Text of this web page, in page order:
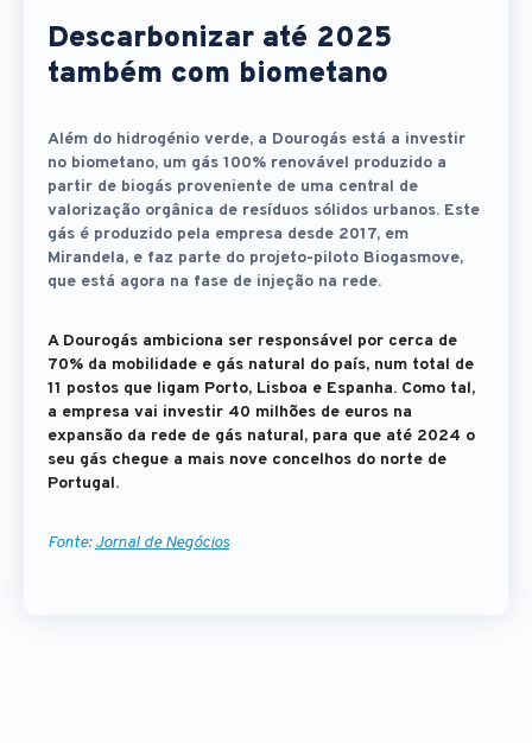
Descarbonizar até 2025
também com biometano
Além do hidrogénio verde, a Dourogás está a investir
no biometano, um gás 100% renovável produzido a
partir de biogás proveniente de uma central de
valorização orgânica de resíduos sólidos urbanos. Este
gás é produzido pela empresa desde 2017, em
Mirandela, e faz parte do projeto-piloto Biogasmove,
que está agora na fase de injeção na rede.
A Dourogás ambiciona ser responsável por cerca de
70% da mobilidade e gás natural do país, num total de
11 postos que ligam Porto, Lisboa e Espanha. Como tal,
a empresa vai investir 40 milhões de euros na
expansão da rede de gás natural, para que até 2024 o
seu gás chegue a mais nove concelhos do norte de
Portugal.
Fonte:Jornal de Negócios